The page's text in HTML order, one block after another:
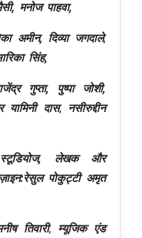
मनोज पाहवा,
अमीन, दिव्या जगदाले,
सिंह,
गुप्ता, पुष्पा जोशी,
दास, नसीरुद्दीन
स्टूडियोज, लेखक और
रेसुल पोकुट्टीअमृत
तिवारी, म्यूजिक एंड